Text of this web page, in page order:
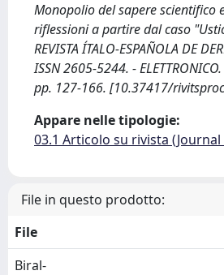
Monopolio del sapere scientifico
riflessioni a partire dal caso
REVISTA ÍTALO-ESPAÑOLA DE
ISSN 2605-5244. -
pp. 127-166. [10.37417/
Appare nelle tipologie:
03.1 Articolo su rivista
File in questo prodotto:
File
Biral-